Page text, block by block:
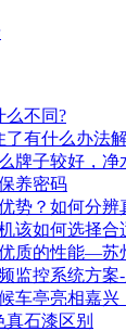
么不同?
有什么办法
牌子较好，
养密码
势？如何分辨
该如何选择合
质的性能—苏
监控系统方
车亭亮相嘉兴
石漆区别